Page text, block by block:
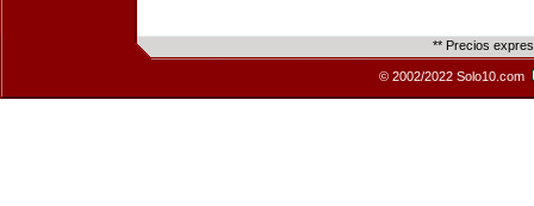
** Precios
© 2002/2022 Solo10.com